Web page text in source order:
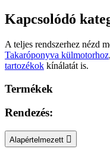
Kapcsolódó
A teljes rendszerhez nézd
Takaróponyva külmotorhoz,
tartozékok kínálatát is.
Termékek
Rendezés:
Alapértelmezett